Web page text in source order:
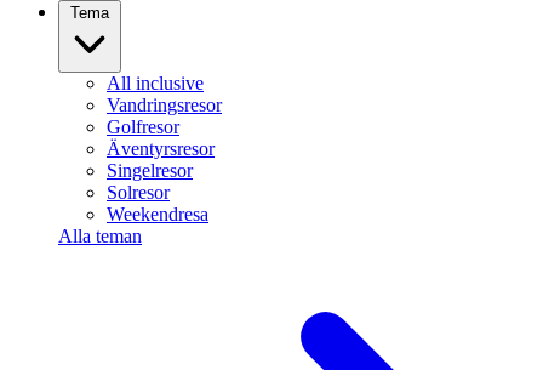
Tema
All inclusive
Vandringsresor
Golfresor
Äventyrsresor
Singelresor
Solresor
Weekendresa
Alla teman